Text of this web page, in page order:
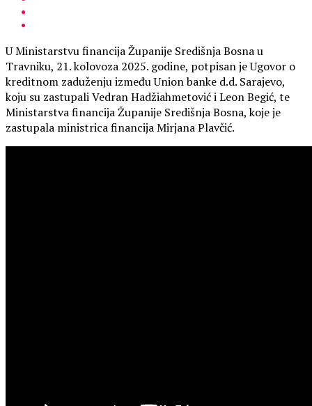
U Ministarstvu financija Županije Središnja Bosna u
Travniku, 21. kolovoza 2025. godine, potpisan je Ugovor o
kreditnom zaduženju između Union banke d.d. Sarajevo,
koju su zastupali Vedran Hadžiahmetović i Leon Begić, te
Ministarstva financija Županije Središnja Bosna, koje je
zastupala ministrica financija Mirjana Plavčić.